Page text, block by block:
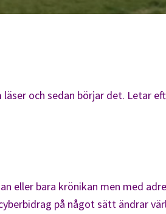
och sedan börjar det. Letar
eller bara krönikan men med
på något sätt ändrar